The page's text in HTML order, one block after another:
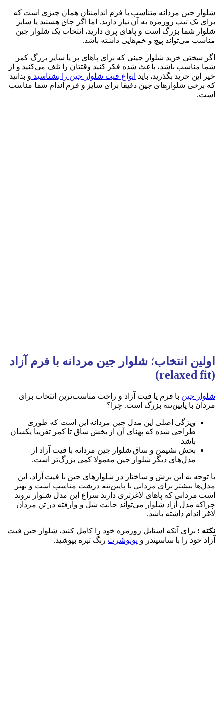
شلوار جین مردانه متناسب با فرم اندامنتان همان چیزی است که
برای یک تیپ روزمره به آن نیاز دارید. اما اگر چاق هستید یا سایز
شلوار شما بزرگ است و پاهای پری دارید، انتخاب یک شلوار جین
مناسب می‌تواند پیچ و خم‌هایی داشته باشد.
اگر سختی خرید شلوار جینی که برای پاهای پر یا سایز بزرگ کمر
شما مناسب باشد، باعث شده فکر کنید وقتتان را تلف می‌کنید و از
خیر این خرید بگذرید، باید انواع فیت شلوار جین را بشناسید و بدانید
که برخی شلوارهای جین دقیقا برای سایز و فرم اندام شما مناسب
است.
اولین انتخاب؛ شلوار جین مردانه با فرم آزاد
(relaxed fit)
شلوار جین با فرم یا فیت آزاد و راحت مناسب‌ترین انتخاب برای
مردان با پایین‌تنه بزرگ است. چرا؟
ویژگی اصلی این مدل جین مردانه این است که طوری
طراحی شده که پهنای آن از بخش ساق تا کمر تقریبا یکسان
باشد
بخش نشیمن و ساق شلوار جین مردانه با فیت آزاد از
مدل‌های دیگر شلوار جین معمولا کمی بزرگ‌تر است.
با توجه به این برش و ساختار در شلوارهای جین با فیت آزاد، این
مدل‌ها بیشتر برای مردانی با پایین‌تنه درشت مناسب است و بهتر
است مردانی که پاهای لاغرتری دارند سراغ این مدل شلوار نروند
چراکه مدل آزاد شلوار می‌تواند حالت شل و وارفته در تن مردان
لاغر اندام داشته باشد.
نکته : برای آنکه استایل روزمره خود را کامل کنید، شلوار جین فیت
آزاد خود را با ساسپندر و پولوشرت رنگ تیره بپوشید.